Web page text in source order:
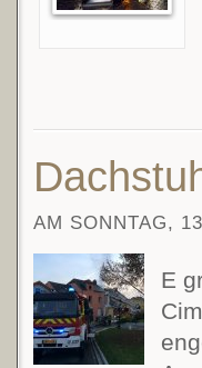
AM SONNTAG,
E